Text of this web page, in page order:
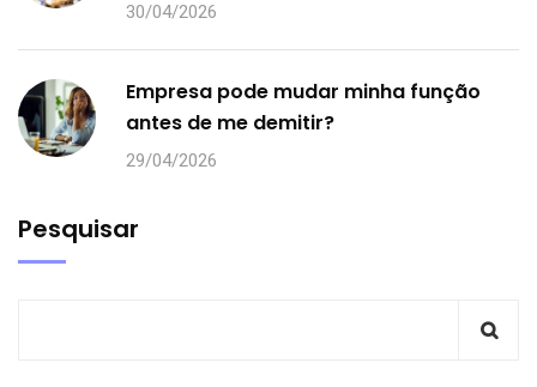
30/04/2026
Empresa pode mudar minha função
antes de me demitir?
29/04/2026
Pesquisar